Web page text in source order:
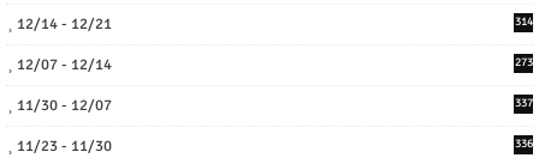
12/14 - 12/21 314
12/07 - 12/14 273
11/30 - 12/07 337
11/23 - 11/30 336